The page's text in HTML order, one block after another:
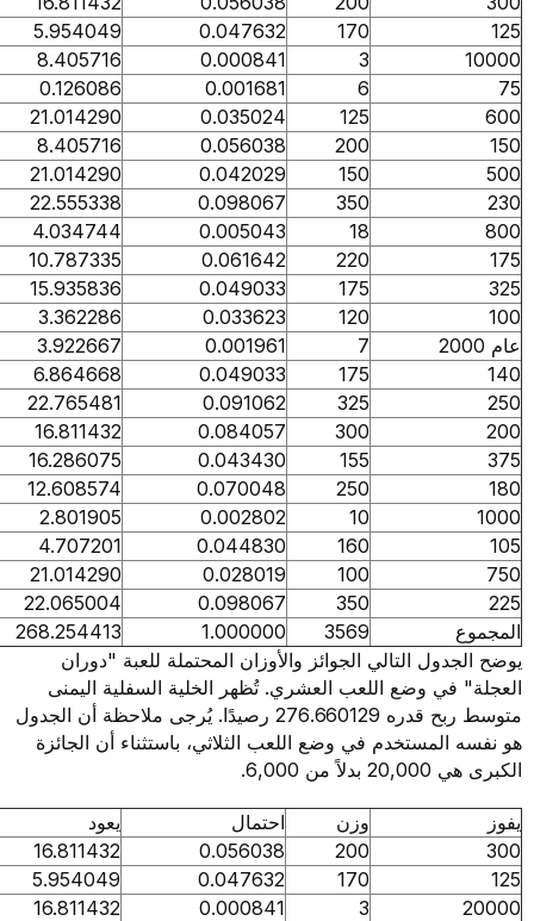
0.047632
5.954049
0.000841
8.405716
0.001681
0.126086
0.035024
21.014290
0.056038
8.405716
0.042029
21.014290
0.098067
22.555338
0.005043
4.034744
0.061642
10.787335
0.049033
15.935836
0.033623
3.362286
7
0.001961
3.922667
0.049033
6.864668
0.091062
22.765481
0.084057
16.811432
0.043430
16.286075
0.070048
12.608574
0.002802
2.801905
0.044830
4.707201
0.028019
21.014290
0.098067
22.065004
1.000000
268.254413
التالي الجوائز والأوزان المحتملة للعبة "دوران
في وضع اللعب العشري. تُظهر الخلية السفلية اليمنى
متوسط ربح قدره 276.660129 رصيدًا. يُرجى ملاحظة أن الجدول
في وضع اللعب الثلاثي، باستثناء أن الجائزة
6,000.
احتمال
0.056038
16.811432
0.047632
5.954049
0.000841
16.811432